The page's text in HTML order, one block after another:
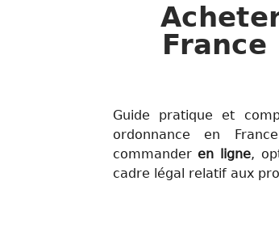
Guide pratique et
ordonnance en
commander en ligne,
cadre légal relatif aux